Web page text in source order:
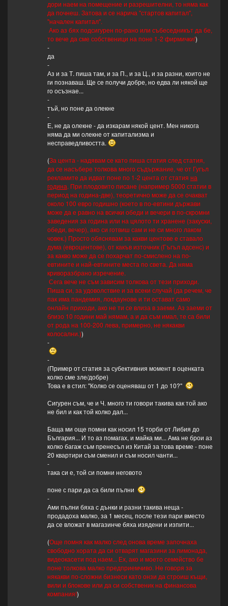
дори наем на помещение и разрешителни, то няма как
да почнеш. Затова и се нарича "стартов капитал",
"начален капитал".
Ако аз бях подсигурен по-рано или събеседникът да бе,
то вече да сме собственици на поне 1-2 фирмички!)
-
да
-
Аз и за Т. пиша там, и за П., и за Ц., и за разни, които не
ги познаваш. Ще се получи добре, но едва ли някой ще
го осъзнае...
-
тъй, но поне да олекне
-
Е, не да олекне - да изкарам някой цент. Мен никога
няма да ми олекне от капитализма и
несправедливостта.
(За цента - надявам се като пиша статия след статия,
да се насъбере толкова много съдържание, че от Гугъл
рекламите да идват поне по 1-2 цента от статия на
година. При плодовито писане (например 5000 статии в
период на година-две), теоретично може да се очакват
около 100 евро годишно (което в по-евтини държави
може да е равно на всички обеди и вечери в по-скромни
заведения за година или на цялото ти хранене (закуски,
обеди, вечер), ако си готвиш сам и не си много лаком
човек.) Просто обяснявам за какви центове е ставало
дума (евроцентове), от какъв източник (Гъгъл адсенс) и
за какво може да се похарчат по-смислено на по-
евтините и най-евтините места по света. Да няма
криворазбрано изречение.
Сега вече не съм зависим толкова от тези приходи.
Пиша си, за удоволствие и за всеки случай (да речем, че
пак има пандемия, локдаунове и ти остават само
онлайн приходи, ако не ти се влиза в заеми. Аз заеми от
близо 10 години май нямам, а и да съм имал, те са били
от рода на 100-200 лева, примерно, не някакви
колосални.))
-
-
(Пример от статия за субективния момент в оценката
колко сме зле/добре)
Това е в стил: "Колко се оценяваш от 1 до 10?"
Сигурен съм, че и Ч. много ти говори такива как той ако
не бил и как той колко дал...
Баща ми още помни как носил 15 торби от Либия до
България... И то аз помагах, и майка ми... Ама не брои аз
колко багаж съм пренесъл из Китай за това време - поне
20 квартири съм сменил и съм носил чанти...
-
така си е, той си помни неговото
поне с пари да са били пълни
-
Ами пълни бяха с дънки и разни такива неща -
продадоха малко, за 1 месец, после тези пари вместо
да се вложат в магазинче бяха изядени и изпити...
(Още помня как малко след онова време започнаха
свободно хората да си отварят магазини за лимонада,
видеокасети под наем... Ех, ако и моето семейство бе
поне толкова малко предприемчиво. Не говоря за
някакви по-сложни бизнеси като онзи да строиш къщи,
вили и блокове или да си собственик на финансова
компания!)